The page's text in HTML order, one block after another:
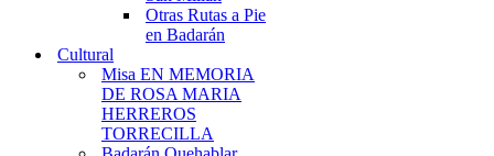
Otras Rutas a Pie
en Badarán
Cultural
Misa EN MEMORIA
DE ROSA MARIA
HERREROS
TORRECILLA